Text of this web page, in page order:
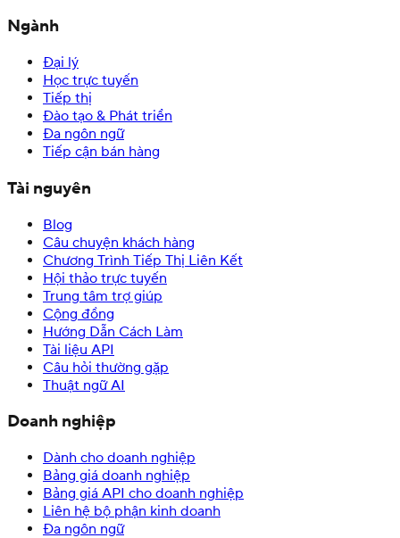
Ngành
Đại lý
Học trực tuyến
Tiếp thị
Đào tạo & Phát triển
Đa ngôn ngữ
Tiếp cận bán hàng
Tài nguyên
Blog
Câu chuyện khách hàng
Chương Trình Tiếp Thị Liên Kết
Hội thảo trực tuyến
Trung tâm trợ giúp
Cộng đồng
Hướng Dẫn Cách Làm
Tài liệu API
Câu hỏi thường gặp
Thuật ngữ AI
Doanh nghiệp
Dành cho doanh nghiệp
Bảng giá doanh nghiệp
Bảng giá API cho doanh nghiệp
Liên hệ bộ phận kinh doanh
Đa ngôn ngữ